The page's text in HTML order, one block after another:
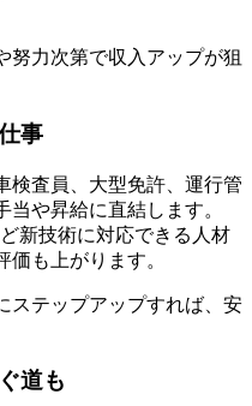
努力次第で収入アップが狙
事
検査員、大型免許、運行管
や昇給に直結します。
新技術に対応できる人材
も上がります。
ステップアップすれば、安
道も